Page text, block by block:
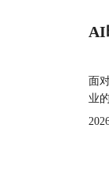
AI
面
业